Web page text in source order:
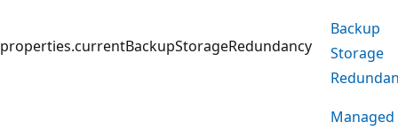
properties.currentBackupStorageRedundancy
Backup
Storage
Managed